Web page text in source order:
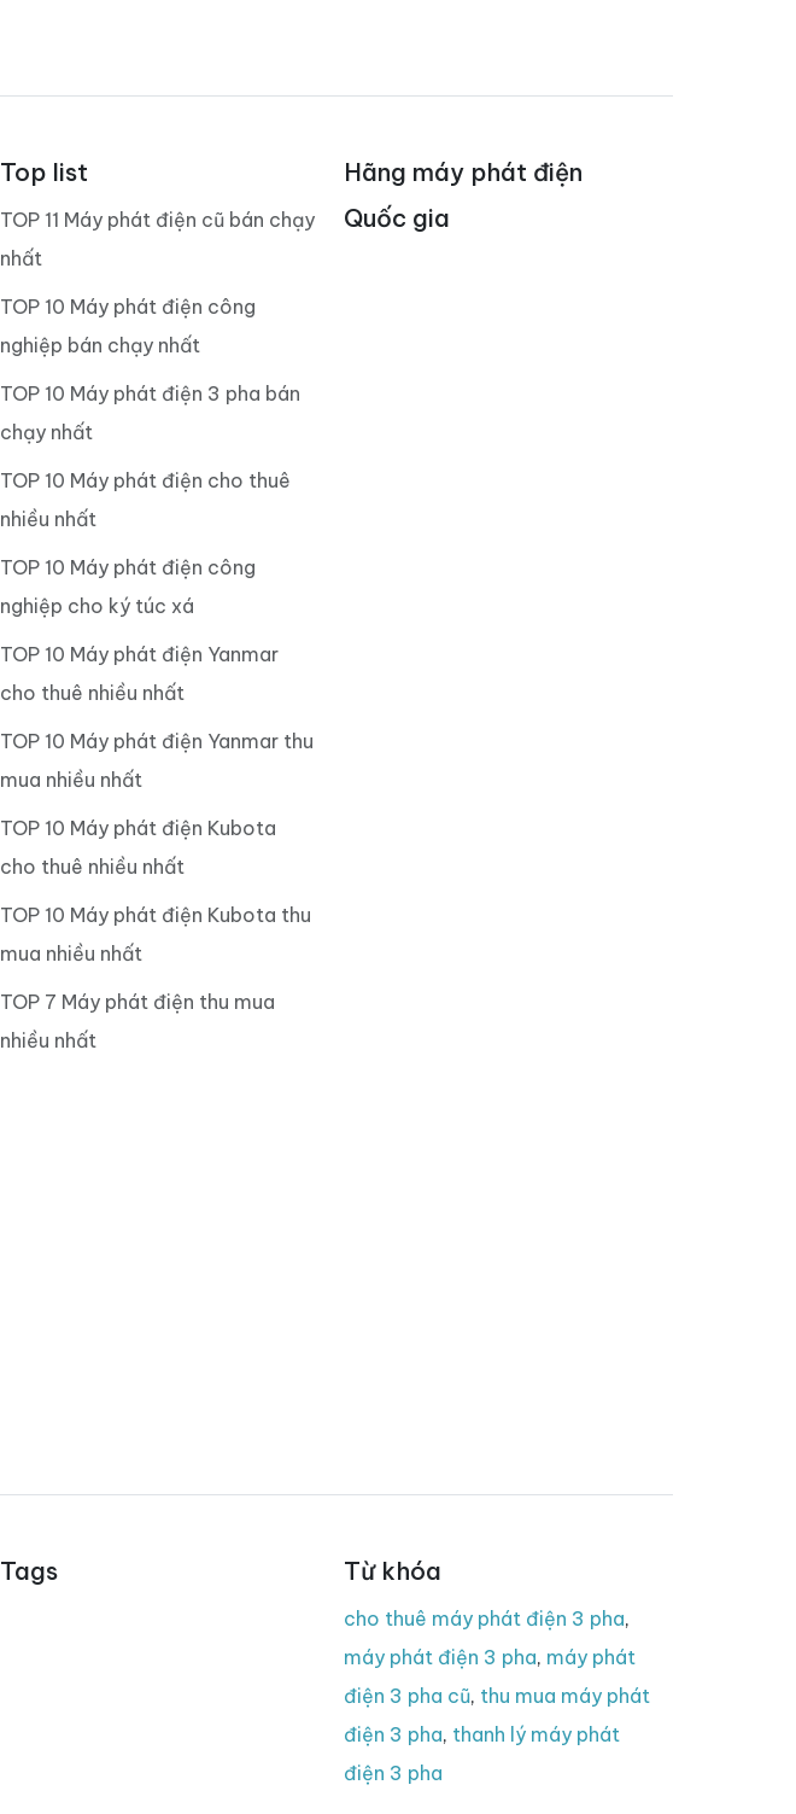
Top list
TOP 11 Máy phát điện cũ bán chạy
nhất
TOP 10 Máy phát điện công
nghiệp bán chạy nhất
TOP 10 Máy phát điện 3 pha bán
chạy nhất
TOP 10 Máy phát điện cho thuê
nhiều nhất
TOP 10 Máy phát điện công
nghiệp cho ký túc xá
TOP 10 Máy phát điện Yanmar
cho thuê nhiều nhất
TOP 10 Máy phát điện Yanmar thu
mua nhiều nhất
TOP 10 Máy phát điện Kubota
cho thuê nhiều nhất
TOP 10 Máy phát điện Kubota thu
mua nhiều nhất
TOP 7 Máy phát điện thu mua
nhiều nhất
Hãng máy phát điện
Quốc gia
Tags Từ khóa
cho thuê máy phát điện 3 pha,
máy phát điện 3 pha, máy phát
điện 3 pha cũ, thu mua máy phát
điện 3 pha, thanh lý máy phát
điện 3 pha